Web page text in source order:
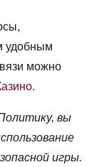
удобным
можно
.
вы
игры.